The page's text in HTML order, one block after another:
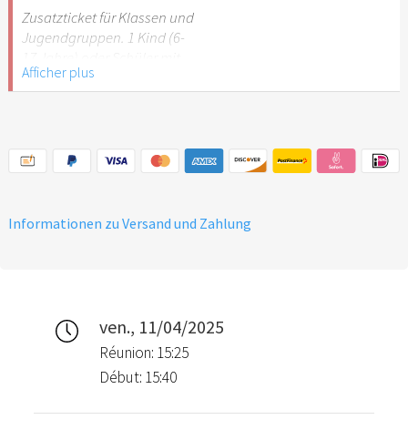
Stuttgart nicht
empfehlenswert.
Zusatzticket für Klassen und
Jugendgruppen. 1 Kind (6-
Schülerausweis.
Stuttgart nicht
empfehlenswert.
Afficher plus
Informationen zu Versand und Zahlung
ven., 11/04/2025
Réunion: 15:25
Début: 15:40